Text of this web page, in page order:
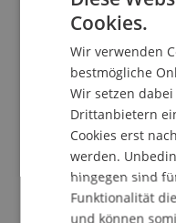
Mitarbeitende
Prof. Dr. Konstantina
Beteiligte
Lehrstuhl für
Cookies.
Wir verwenden
bestmögliche
Wir setzen
Drittanbietern
Cookies erst
werden.
hingegen sind
Funktionalität
und können